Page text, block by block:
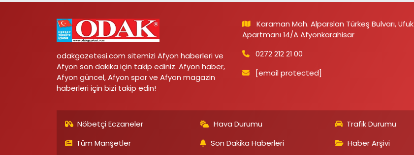
odakgazetesi.com sitemizi Afyon haberleri ve
Afyon son dakika için takip ediniz. Afyon haber,
Afyon güncel, Afyon spor ve Afyon magazin
haberleri için bizi takip edin!
Karaman Mah. Alparslan Türkeş Bulvarı, Ufuk
Apartmanı 14/A Afyonkarahisar
0272 212 21 00
[email protected]
Nöbetçi Eczaneler Hava Durumu Trafik Durumu
Tüm Manşetler
Son Dakika Haberleri Haber Arşivi